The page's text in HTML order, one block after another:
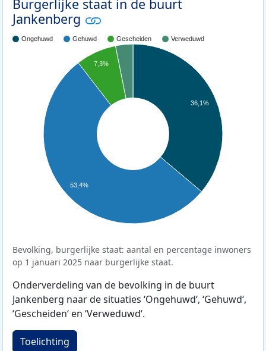
Burgerlijke staat in de buurt
Jankenberg
Ongehuwd Gehuwd Gescheiden Verweduwd
36,1%
7,3%
53,4%
Bevolking, burgerlijke staat: aantal en percentage inwoners
op 1 januari 2025 naar burgerlijke staat.
Onderverdeling van de bevolking in de buurt
Jankenberg naar de situaties ‘Ongehuwd‘, ‘Gehuwd‘,
‘Gescheiden‘ en ‘Verweduwd‘.
Toelichting